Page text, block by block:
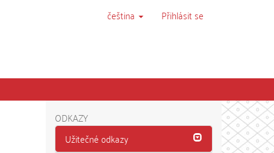
čeština Přihlásit se
ODKAZY
Užitečné odkazy